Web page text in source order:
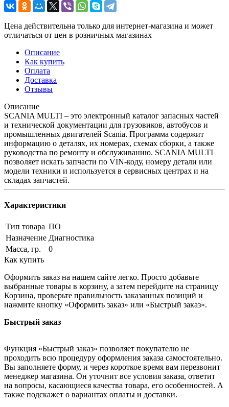
Цена действительна только для интернет-магазина и может
отличаться от цен в розничных магазинах
Описание
Как купить
Оплата
Доставка
Отзывы
Описание
SCANIA MULTI – это электронный каталог запасных частей
и технической документации для грузовиков, автобусов и
промышленных двигателей Scania. Программа содержит
информацию о деталях, их номерах, схемах сборки, а также
руководства по ремонту и обслуживанию. SCANIA MULTI
позволяет искать запчасти по VIN-коду, номеру детали или
модели техники и используется в сервисных центрах и на
складах запчастей.
Характеристики
Тип товара ПО
Назначение Диагностика
Масса, гр.
0
Как купить
Оформить заказ на нашем сайте легко. Просто добавьте
выбранные товары в корзину, а затем перейдите на страницу
Корзина, проверьте правильность заказанных позиций и
нажмите кнопку «Оформить заказ» или «Быстрый заказ».
Быстрый заказ
Функция «Быстрый заказ» позволяет покупателю не
проходить всю процедуру оформления заказа самостоятельно.
Вы заполняете форму, и через короткое время вам перезвонит
менеджер магазина. Он уточнит все условия заказа, ответит
на вопросы, касающиеся качества товара, его особенностей. А
также подскажет о вариантах оплаты и доставки.